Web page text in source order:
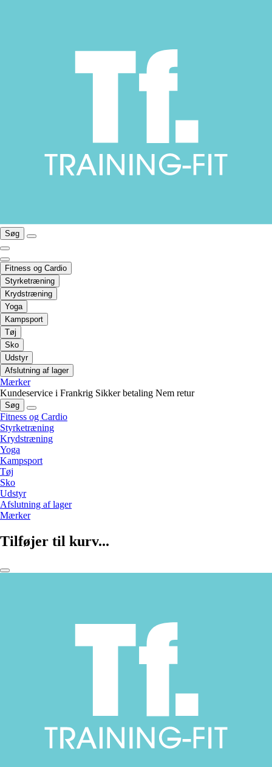
Søg
Fitness og Cardio
Styrketræning
Krydstræning
Yoga
Kampsport
Tøj
Sko
Udstyr
Afslutning af lager
Mærker
Kundeservice i Frankrig Sikker betaling Nem retur
Søg
Fitness og Cardio
Styrketræning
Krydstræning
Yoga
Kampsport
Tøj
Sko
Udstyr
Afslutning af lager
Mærker
Tilføjer til kurv...